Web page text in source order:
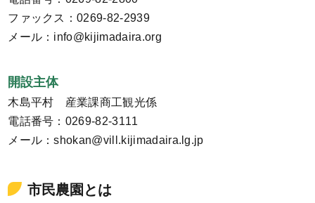
ファックス：0269-82-2939
メール：info@kijimadaira.org
開設主体
木島平村 産業課商工観光係
電話番号：0269-82-3111
メール：shokan@vill.kijimadaira.lg.jp
市民農園とは